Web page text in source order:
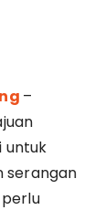
–
untuk
serangan